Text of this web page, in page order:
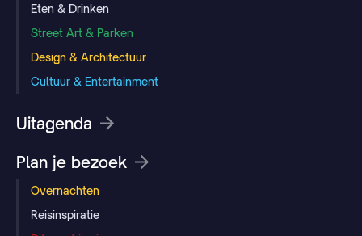
Eten & Drinken
Street Art & Parken
Design & Architectuur
Cultuur & Entertainment
Uitagenda
Plan je bezoek
Overnachten
Reisinspiratie